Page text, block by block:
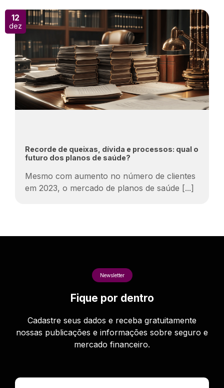
12
dez
Recorde de queixas, dívida e processos: qual o
futuro dos planos de saúde?
Mesmo com aumento no número de clientes
em 2023, o mercado de planos de saúde [...]
Newsletter
Fique por dentro
Cadastre seus dados e receba gratuitamente
nossas publicações e informações sobre seguro e
mercado financeiro.